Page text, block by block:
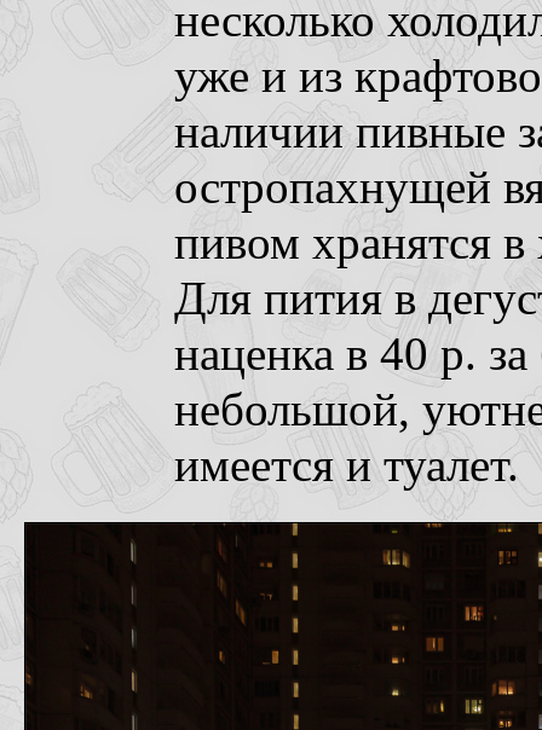
несколько
уже и из
наличии пивные
остропахнущей
пивом хранятся
Для пития в
наценка в 40 р.
небольшой,
имеется и туалет.